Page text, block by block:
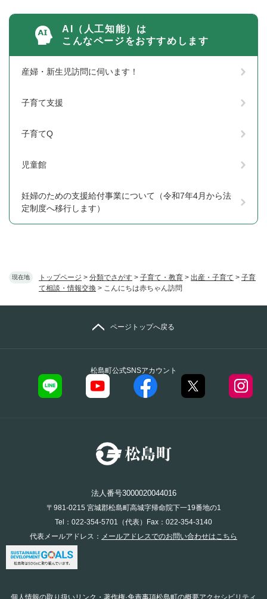
現在地 トップページ > 分類でさがす > 子育て・教育 > 出産・子育て > 子育
て相談・情報交換 > こんにちは赤ちゃん訪問
AI（人工知能）は
こんなページをおすすめします
産婦・新生児訪問に伺います！
子育て支援
子育てQ
児童館
妊婦のための支援給付事業について（令和7年4月から法
定制度へ移行します）
松島町公式SNSアカウント
ページトップへ戻る
法人番号3000020044016
〒981-0215 宮城郡松島町高城字帰命院下一19番地の1
Tel：022-354-5701（代表）Fax：022-354-3140
代表メールアドレス： メールアドレスでのお問い合わせはこちら